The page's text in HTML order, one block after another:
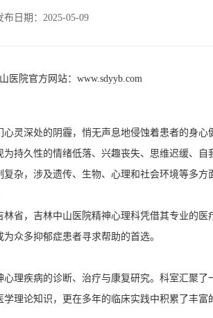
布日期：2025-05-09
医院官方网站：www.sdyyb.com
灵深处的阴霾，悄无声息地侵蚀着患者的身心
持久性的情绪低落、兴趣丧失、思维迟缓、自
杂，涉及遗传、生物、心理和社会环境等多方
省，吉林中山医院精神心理科凭借其专业的医
众多抑郁症患者寻求帮助的首选。
理疾病的诊断、治疗与康复研究。科室汇聚了
理论知识，更在多年的临床实践中积累了丰富